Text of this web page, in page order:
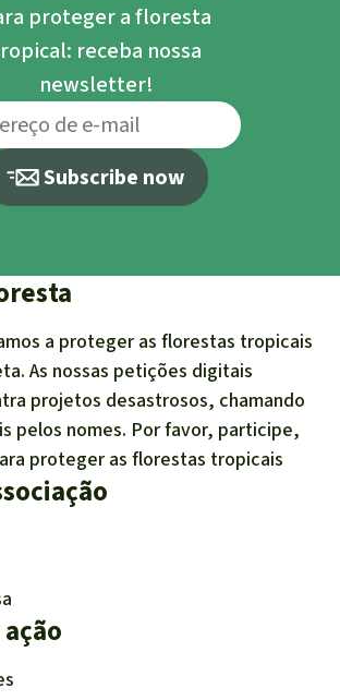
proteger a floresta
receba nossa
newsletter!
Subscribe now
a proteger as florestas tropicais
As nossas petições digitais
projetos desastrosos, chamando
pelos nomes. Por favor, participe,
proteger as florestas tropicais